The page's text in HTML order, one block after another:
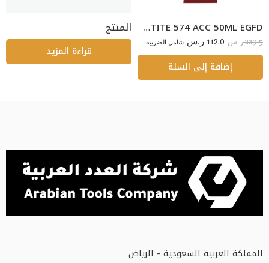
LOCTITE 574 ACC 50ML EGFD
229.5 ر.س 112.0 ر.س شامل الضريبة
إضافة إلى السلة
المنتج
قراءة المزيد
المملكة العربية السعودية - الرياض